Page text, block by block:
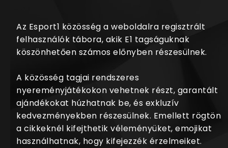
Az Esport1 közösség a weboldalra regisztrált
felhasználók tábora, akik E1 tagságuknak
köszönhetően számos előnyben részesülnek.
A közösség tagjai rendszeres
nyereményjátékokon vehetnek részt, garantált
ajándékokat húzhatnak be, és exkluzív
kedvezményekben részesülnek. Emellett rögtön
a cikkeknél kifejthetik véleményüket, emojikat
használhatnak, hogy kifejezzék érzelmeiket.